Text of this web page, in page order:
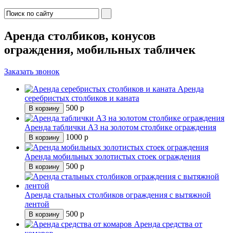
Аренда столбиков, конусов
ограждения, мобильных табличек
Заказать звонок
Аренда
серебристых столбиков и каната
В корзину 500 р
Аренда таблички А3 на золотом столбике ограждения
В корзину 1000 р
Аренда мобильных золотистых стоек ограждения
В корзину 500 р
Аренда стальных столбиков ограждения с вытяжной
лентой
В корзину 500 р
Аренда средства от